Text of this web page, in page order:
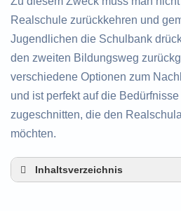
Realschule zurückkehren und
Jugendlichen die Schulbank
den zweiten Bildungsweg
verschiedene Optionen zum
und ist perfekt auf die
zugeschnitten, die den
möchten.
Inhaltsverzeichnis